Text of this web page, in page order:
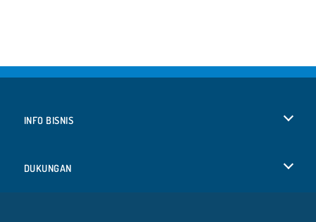
INFO BISNIS
DUKUNGAN